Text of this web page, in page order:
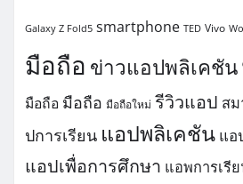
Galaxy Z Fold5 smartphone TED Vivo
มือถือ ข่าวแอปพลิเคชัน
มือถือ มือถือ มือถือใหม่ รีวิวแอป ส
ปการเรียน แอปพลิเคชัน แอ
แอปเพื่อการศึกษา แอพการเรี